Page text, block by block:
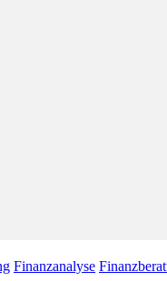
Finanzanalyse